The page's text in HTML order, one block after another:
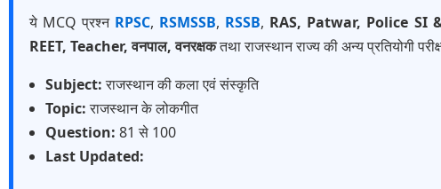
ये MCQ प्रश्न RPSC, RSMSSB, RSSB, RAS, Patwar, Police SI
REET, Teacher, वनपाल, वनरक्षकतथा राजस्थान राज्य की अन्य प्रतियोगी
Subject:राजस्थान की कला एवं संस्कृति
Topic:राजस्थान के लोकगीत
Question: 81 से 100
Last Updated: